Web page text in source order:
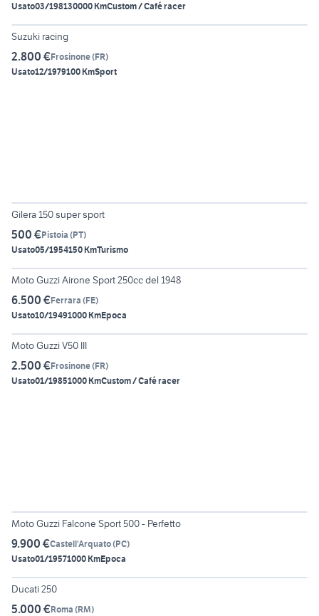
Usato03/198130000 KmCustom / Café racer
5
Suzuki racing
2.800 €Frosinone(FR)
Usato12/1979100 KmSport
Gilera 150 super sport
500 €Pistoia (PT)
Usato05/1954150 KmTurismo
6
Moto Guzzi Airone Sport 250cc del 1948
6.500 €Ferrara (FE)
Usato10/19491000 KmEpoca
6
Moto Guzzi V50 III
2.500 €Frosinone(FR)
Usato01/19851000 KmCustom / Café racer
Moto Guzzi Falcone Sport 500 - Perfetto
9.900 €Castell'Arquato(PC)
Usato01/19571000 KmEpoca
5
Ducati 250
5.000 €Roma (RM)